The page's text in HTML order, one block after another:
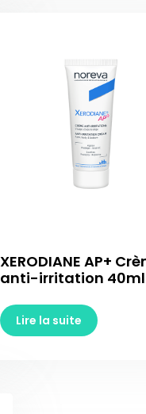
XERODIANE AP+
anti-irritation 40ml
Lire la suite